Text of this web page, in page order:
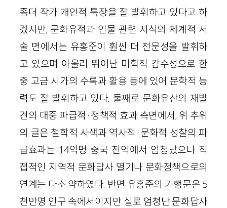
좀더 작가 개인적 특장을 잘 발휘하고 있다고 하
겠지만, 문화유적과 인물 관련 지식의 체계적 서
술 면에서는 유홍준이 훤씬 더 전문성을 발휘하
고 있으며 아울러 뛰어난 미학적 감수성으로 한
중 고금 시가의 수록과 활용 등에 있어 문학적 능
력도 잘 발휘하고 있다. 둘째로 문화유산의 재발
견의 대중 파급적·정책적 효과 측면에서, 위 추위
의 글은 철학적 사색과 역사적·문화적 성찰의 파
급효과는 14억명 중국 전역에서 엄청났으나 직
접적인 지역적 문화답사 열기나 문화정책으로의
연계는 다소 약하였다. 반면 유홍준의 기행문은 5
천만명 인구 속에서이지만 실로 엄청난 문화답사